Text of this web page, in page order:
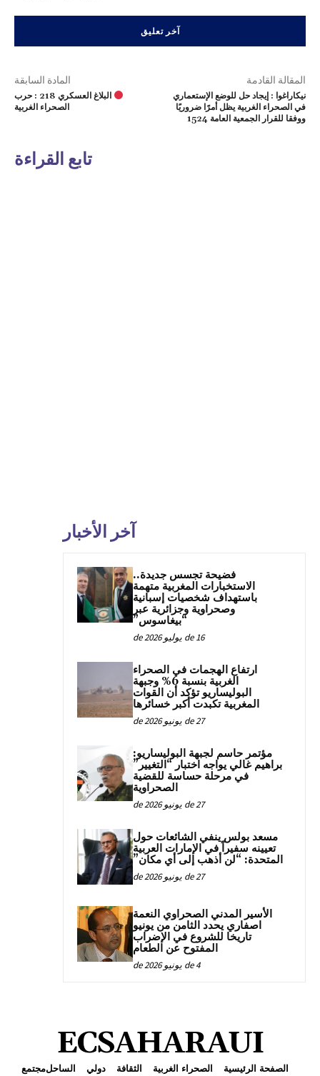
المادة السابقة
البلاغ العسكري 218 : حرب
الصحراء الغربية
المقالة القادمة
نيكاراغوا : إيجاد حل للوضع الإستعماري
في الصحراء الغربية يظل أمرًا ضروريًا
ووفقا للقرار الجمعية العامة 1524
تابع القراءة
آخر الأخبار
فضيحة تجسس جديدة..
الاستخبارات المغربية متهمة
باستهداف شخصيات إسبانية
وصحراوية وجزائرية عبر
“بيغاسوس”
16 de يوليو de 2026
ارتفاع الهجمات في الصحراء
الغربية بنسبة 6% وجبهة
البوليساريو تؤكد أن القوات
المغربية تكبدت أكبر خسائرها
27 de يونيو de 2026
مؤتمر حاسم لجبهة البوليساريو:
براهيم غالي يواجه اختبار “التغيير”
في مرحلة حساسة للقضية
الصحراوية
27 de يونيو de 2026
مسعد بولس ينفي الشائعات حول
تعيينه سفيراً في الإمارات العربية
المتحدة: “لن أذهب إلى أي مكان”
27 de يونيو de 2026
الأسير المدني الصحراوي النعمة
اصفاري يحدد الثامن من يونيو
تاريخا للشروع في الإضراب
المفتوح عن الطعام
4 de يونيو de 2026
ECSAHARAUI
الصفحة الرئيسية الصحراء الغربية الثقافة دولي الساحلمجتمع